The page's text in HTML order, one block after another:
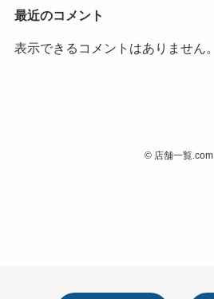
最近のコメント
表示できるコメントはありません。
© 店舗一覧.com